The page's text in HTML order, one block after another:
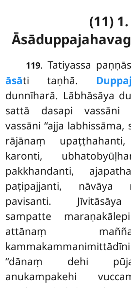
(11) 1.
119. Tatiyassa
āsāti taṇhā.
dunnīharā. Lābhāsāya
sattā dasapi vassāni
vassāni ‘‘ajja labhissāma,
rājānaṃ upaṭṭhahanti,
karonti,
pakkhandanti,
paṭipajjanti, nāvāya
pavisanti.
sampatte
attānaṃ
‘‘dānaṃ dehi
anukampakehi